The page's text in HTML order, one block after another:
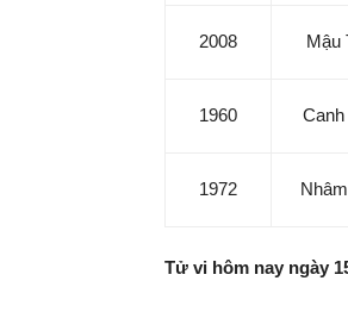
2008 Mậu
1960
1972
Tử vi hôm nay ngày